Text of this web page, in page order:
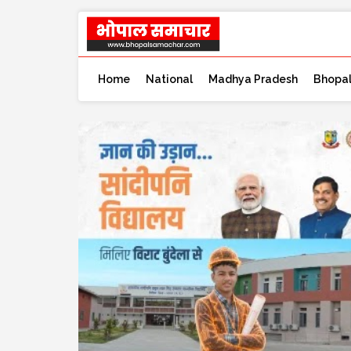
Home National Madhya Pradesh Bhopal